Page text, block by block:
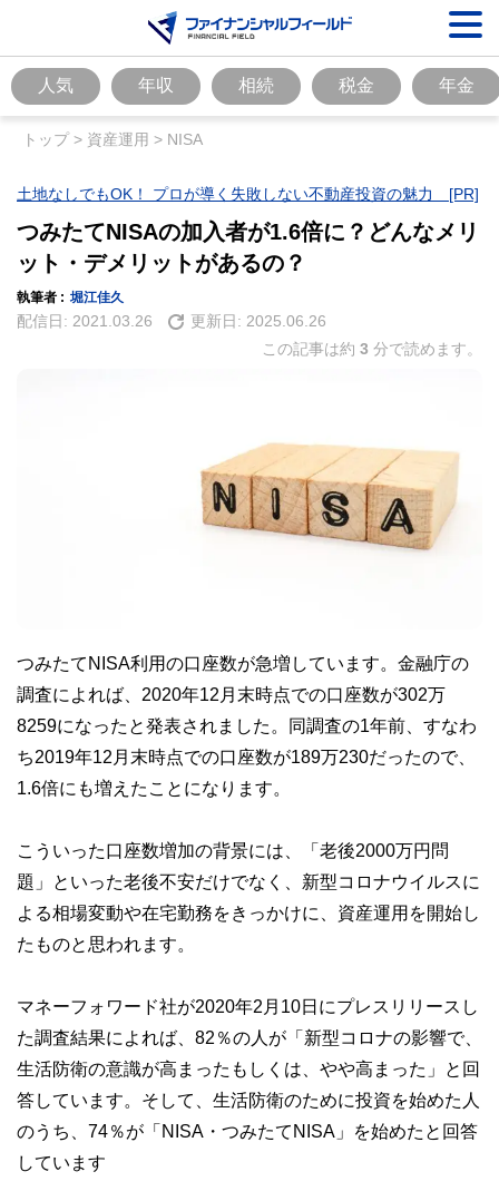
人気 年収 相続 税金 年金
トップ> 資産運用 > NISA
土地なしでもOK！ プロが導く失敗しない不動産投資の魅力 [PR]
つみたてNISAの加入者が1.6倍に？どんなメリ
ット・デメリットがあるの？
執筆者 : 堀江佳久
配信日: 2021.03.26 更新日: 2025.06.26
この記事は約 3 分で読めます。
つみたてNISA利用の口座数が急増しています。金融庁の
調査によれば、2020年12月末時点での口座数が302万
8259になったと発表されました。同調査の1年前、すなわ
ち2019年12月末時点での口座数が189万230だったので、
1.6倍にも増えたことになります。
こういった口座数増加の背景には、「老後2000万円問
題」といった老後不安だけでなく、新型コロナウイルスに
よる相場変動や在宅勤務をきっかけに、資産運用を開始し
たものと思われます。
マネーフォワード社が2020年2月10日にプレスリリースし
た調査結果によれば、82％の人が「新型コロナの影響で、
生活防衛の意識が高まったもしくは、やや高まった」と回
答しています。そして、生活防衛のために投資を始めた人
のうち、74％が「NISA・つみたてNISA」を始めたと回答
しています